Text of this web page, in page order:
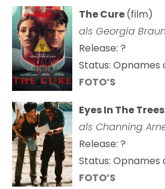
The Cure(film)
als Georgia Braun
Release: ?
Status: Opnames
FOTO’S
Eyes In The Trees
als Channing
Release: ?
Status: Opnames
FOTO’S